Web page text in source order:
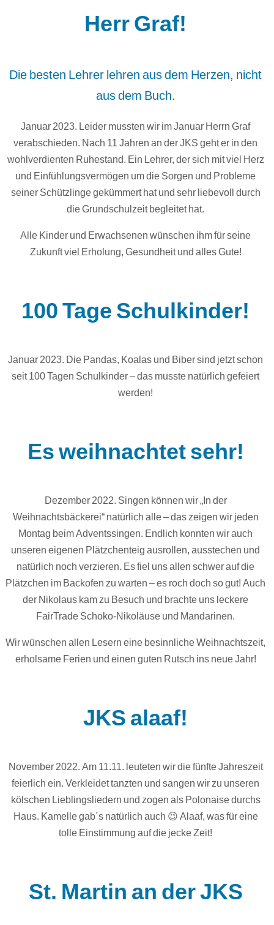
Herr Graf!
Die besten Lehrer lehren aus dem Herzen, nicht
aus dem Buch.
Januar 2023. Leider mussten wir im Januar Herrn Graf
verabschieden. Nach 11 Jahren an der JKS geht er in den
wohlverdienten Ruhestand. Ein Lehrer, der sich mit viel Herz
und Einfühlungsvermögen um die Sorgen und Probleme
seiner Schützlinge gekümmert hat und sehr liebevoll durch
die Grundschulzeit begleitet hat.
Alle Kinder und Erwachsenen wünschen ihm für seine
Zukunft viel Erholung, Gesundheit und alles Gute!
100 Tage Schulkinder!
Januar 2023. Die Pandas, Koalas und Biber sind jetzt schon
seit 100 Tagen Schulkinder – das musste natürlich gefeiert
werden!
Es weihnachtet sehr!
Dezember 2022. Singen können wir „In der
Weihnachtsbäckerei“ natürlich alle – das zeigen wir jeden
Montag beim Adventssingen. Endlich konnten wir auch
unseren eigenen Plätzchenteig ausrollen, ausstechen und
natürlich noch verzieren. Es fiel uns allen schwer auf die
Plätzchen im Backofen zu warten – es roch doch so gut! Auch
der Nikolaus kam zu Besuch und brachte uns leckere
FairTrade Schoko-Nikoläuse und Mandarinen.
Wir wünschen allen Lesern eine besinnliche Weihnachtszeit,
erholsame Ferien und einen guten Rutsch ins neue Jahr!
JKS alaaf!
November 2022. Am 11.11. leuteten wir die fünfte Jahreszeit
feierlich ein. Verkleidet tanzten und sangen wir zu unseren
kölschen Lieblingsliedern und zogen als Polonaise durchs
Haus. Kamelle gab´s natürlich auch 😉 Alaaf, was für eine
tolle Einstimmung auf die jecke Zeit!
St. Martin an der JKS